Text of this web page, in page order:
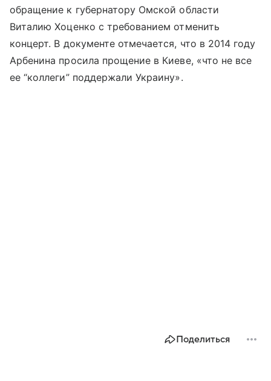
обращение к губернатору Омской области
Виталию Хоценко с требованием отменить
концерт. В документе отмечается, что в 2014 году
Арбенина просила прощение в Киеве, «что не все
ее “коллеги” поддержали Украину».
Поделиться